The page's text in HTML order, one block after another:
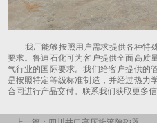
我厂能够按照用户需求提供各种特
要求。鲁迪石化可为客户提供全面高质
气行业的国际要求。我们给客户提供的
是按照特定等级标准制造，并经过热力
合同进行产品交付。联系我们获取更多信